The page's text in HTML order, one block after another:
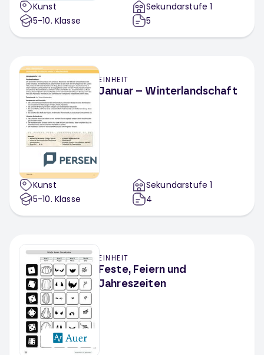
Kunst
5-10. Klasse
Sekundarstufe 1
5
EINHEIT
Januar – Winterlandschaft
Kunst
5-10. Klasse
Sekundarstufe 1
4
EINHEIT
Feste, Feiern und
Jahreszeiten